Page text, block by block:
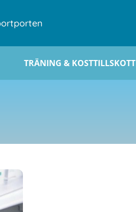
TRÄNING & KOSTTILLSKOTT